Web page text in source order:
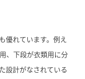
優れています。例え
、下段が衣類用に分
設計がなされている